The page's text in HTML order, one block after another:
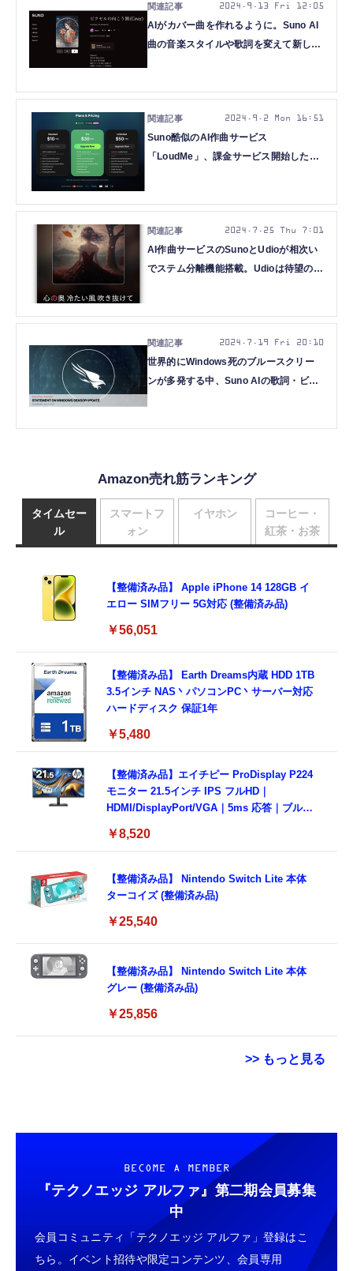
AIがカバー曲を作れるように。Suno AI
曲の音楽スタイルや歌詞を変えて新しい
2024.9.13 Fri 12:05
Suno酷似のAI作曲サービス
「LoudMe」、課金サービス開始したが
2024.9.2 Mon 16:51
AI作曲サービスのSunoとUdioが相次い
でステム分離機能搭載。Udioは待望の2
2024.7.25 Thu 7:01
世界的にWindows死のブルースクリー
ンが多発する中、Suno AIの歌詞・ビデ
2024.7.19 Fri 20:10
Amazon売れ筋ランキング
タイムセー
ル
【整備済み品】 Apple iPhone 14 128GB イ
エロー SIMフリー 5G対応 (整備済み品)
￥56,051
【整備済み品】 Earth Dreams内蔵 HDD 1TB
3.5インチ NAS丶パソコンPC丶サーバー対応
ハードディスク 保証1年
￥5,480
【整備済み品】エイチピー ProDisplay P224
モニター 21.5インチ IPS フルHD｜
HDMI/DisplayPort/VGA｜5ms 応答｜ブルー
応
￥8,520
【整備済み品】 Nintendo Switch Lite 本体
ターコイズ (整備済み品)
￥25,540
【整備済み品】 Nintendo Switch Lite 本体
グレー (整備済み品)
￥25,856
>> もっと見る
スマートフ
ォン
docomo/au/SoftBankの3回線が選べる格安
SIMカード【Amazon.co.jp限定】
￥100
【DL版】【初期費用3,300円が無料 ※1契約者
2回線/年に限り】IIJmioえらべるSIMカード
エントリーパッケージ 月額利用(音声
SIM/SMS)[ドコモ・au回線]・(データ/eSIM/
￥290
イヤホン
￥949
タイプc 寝ホンイヤホン 寝ホン type-c 有線
睡眠用イヤホン 【音質強化バージョン
iPhone 15/16/17対応】横向きに寝ると耳が圧
迫されない ソフトシリコンで柔らかい 超軽量
￥2,199
コーヒー・
紅茶・お茶
【 詰め替え用 】ネスカフェ ゴールドブレン
ド カフェインレス エコ&システムパック
60g×2本(60杯分),ブラックコーヒー,インスタ
ント
￥1,669
BECOME A MEMBER
『テクノエッジ アルファ』 第二期会員募集
中
会員コミュニティ「テクノエッジ アルファ」登録はこ
ちら。イベント招待や限定コンテンツ、会員専用